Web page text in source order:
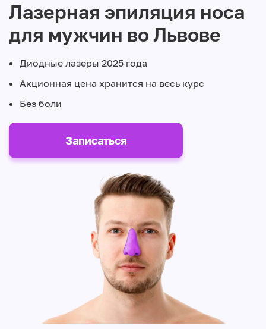
Лазерная эпиляция носа
для мужчин во Львове
Диодные лазеры 2025 года
Акционная цена хранится на весь курс
Без боли
Записаться